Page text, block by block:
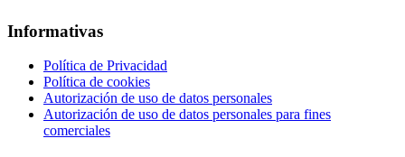
Informativas
Política de Privacidad
Política de cookies
Autorización de uso de datos personales
Autorización de uso de datos personales para fines
comerciales